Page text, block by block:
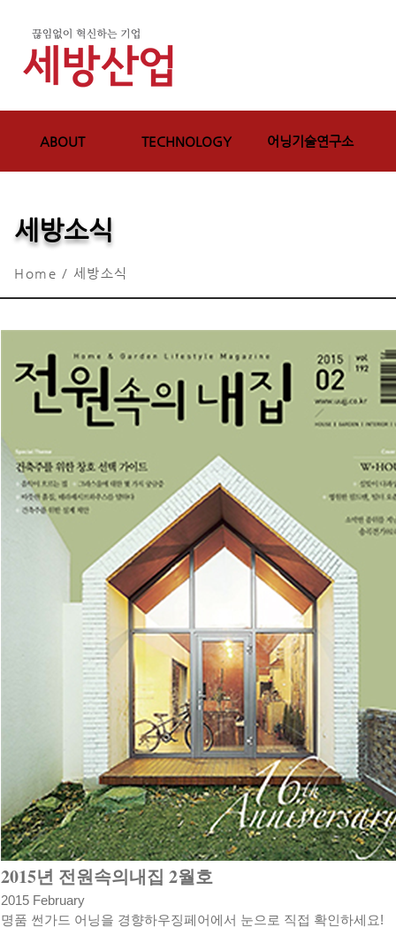
ABOUT TECHNOLOGY 어닝기술연구소
세방소식
Home / 세방소식
2015년 전원속의내집 2월호
2015 February
명품 썬가드 어닝을 경향하우징페어에서 눈으로 직접 확인하세요!